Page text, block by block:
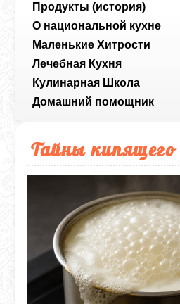
Продукты (история)
О национальной кухне
Маленькие Хитрости
Лечебная Кухня
Кулинарная Школа
Домашний помощник
Тайны